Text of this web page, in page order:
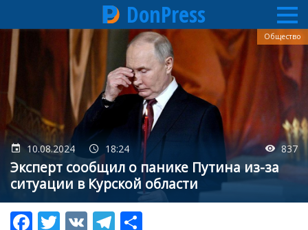
Перейти
основному
содержанию
DonPress
10.08.2024 18:24 837
Эксперт сообщил о панике Путина из-за
ситуации в Курской области
Общество